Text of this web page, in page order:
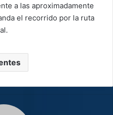
a las aproximadamente
el recorrido por la ruta